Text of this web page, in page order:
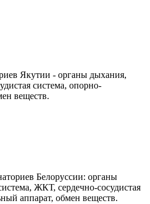
Якутии - органы дыхания,
система, опорно-
веществ.
Белоруссии: органы
ЖКТ, сердечно-сосудистая
аппарат, обмен веществ.